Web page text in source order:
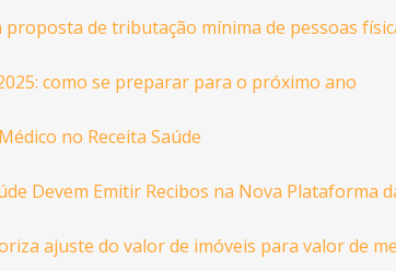
de tributação mínima de pessoas
como se preparar para o próximo ano
no Receita Saúde
Devem Emitir Recibos na Nova Plataforma
ajuste do valor de imóveis para valor de